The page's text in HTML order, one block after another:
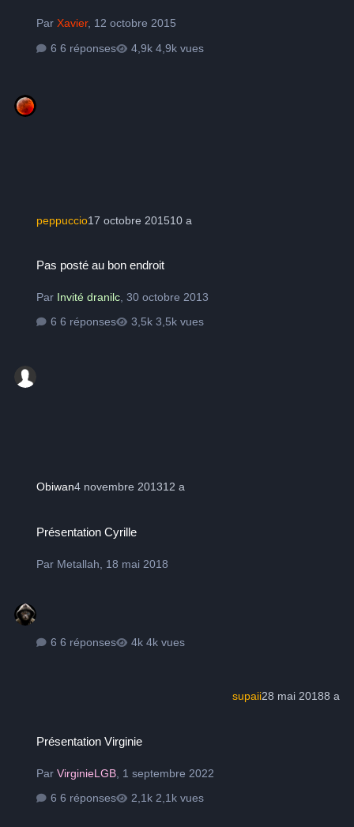
ParXavier, 12 octobre 2015
6 réponses
4,9k vues
peppuccio17 octobre 201510 a
Pas posté au bon endroit
Par Invité dranilc ,30 octobre 2013
6 réponses
3,5k vues
Obiwan4 novembre 201312 a
Présentation Cyrille
Par Metallah 18 mai 2018
6 réponses 4k vues
supaii28 mai 20188 a
Présentation Virginie
ParVirginieLGB 1 septembre 2022
6 réponses
2,1k vues